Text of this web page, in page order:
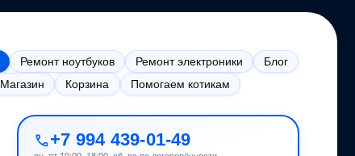
Ремонт ноутбуков Ремонт электроники
Блог
Магазин Корзина Помогаем котикам
+7 994 439-01-49